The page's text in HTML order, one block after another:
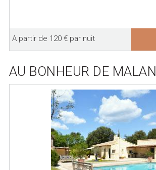
A partir de 120 € par nuit
AU BONHEUR DE MALAN